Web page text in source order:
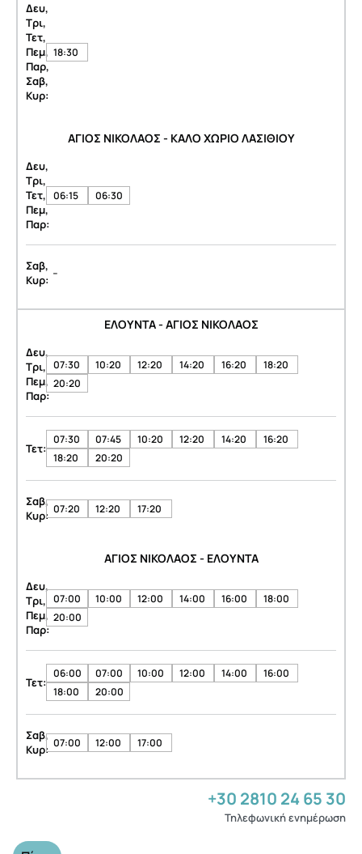
Δευ,
Τρι,
Τετ,
Πεμ,
Παρ,
Σαβ,
Κυρ:
18:30
ΑΓΙΟΣ ΝΙΚΟΛΑΟΣ - ΚΑΛΟ ΧΩΡΙΟ ΛΑΣΙΘΙΟΥ
Δευ,
Τρι,
Τετ,
Πεμ,
Παρ:
06:15 06:30
Σαβ,
Κυρ: -
ΕΛΟΥΝΤΑ - ΑΓΙΟΣ ΝΙΚΟΛΑΟΣ
Δευ,
Τρι,
Πεμ,
Παρ:
07:30 10:20 12:20 14:20 16:20
18:20
20:20
Τετ:
07:30 07:45 10:20 12:20 14:20
16:20
18:20
20:20
Σαβ,
Κυρ: 07:20 12:20 17:20
ΑΓΙΟΣ ΝΙΚΟΛΑΟΣ - ΕΛΟΥΝΤΑ
Δευ,
Τρι,
Πεμ,
Παρ:
07:00 10:00 12:00 14:00 16:00
18:00
20:00
Τετ:
06:00 07:00 10:00 12:00 14:00
16:00
18:00
20:00
Σαβ,
Κυρ: 07:00 12:00 17:00
+30 2810 24 65 30
Τηλεφωνική ενημέρωση